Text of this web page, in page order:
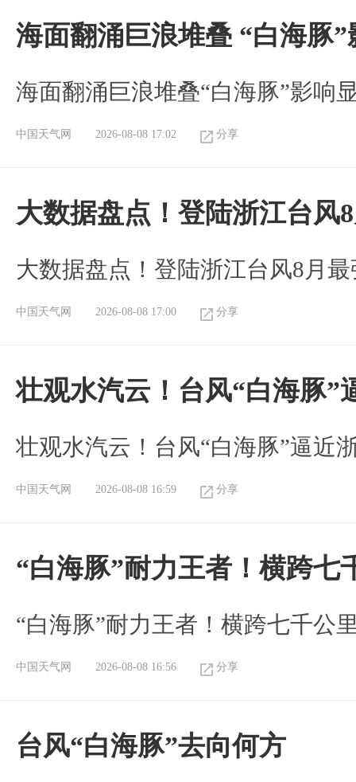
海面翻涌巨浪堆叠 “白海豚”
海面翻涌巨浪堆叠“白海豚”影响
中国天气网 2026-08-08 17:02 分享
大数据盘点！登陆浙江台风
大数据盘点！登陆浙江台风8月
中国天气网 2026-08-08 17:00 分享
壮观水汽云！台风“白海豚”
壮观水汽云！台风“白海豚”逼近
中国天气网 2026-08-08 16:59 分享
“白海豚”耐力王者！横跨七
“白海豚”耐力王者！横跨七千公
中国天气网 2026-08-08 16:56 分享
台风“白海豚”去向何方